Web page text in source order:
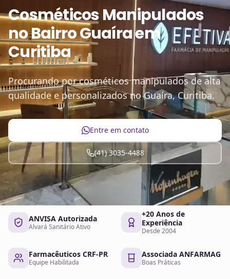
Cosméticos Manipulados
noBairro Guaíra em
Curitiba
Procurando por cosméticos manipulados de alta
qualidade e personalizados no Guaíra, Curitiba.
Entre em contato
(41) 3035-4488
ANVISA Autorizada
Alvará Sanitário Ativo
+20 Anos de
Experiência
Desde 2004
Farmacêuticos CRF-PR
Equipe Habilitada
Associada ANFARMAG
Boas Práticas